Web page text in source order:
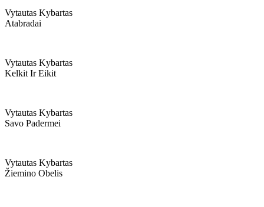
Vytautas Kybartas
Atabradai
Vytautas Kybartas
Kelkit Ir Eikit
Vytautas Kybartas
Savo Padermei
Vytautas Kybartas
Žiemino Obelis